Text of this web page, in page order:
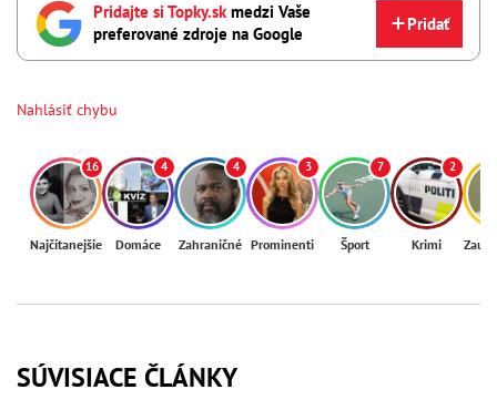
Pridajte si Topky.skmedzi Vaše
preferované zdroje na Google
Pridať
Nahlásiť chybu
16
Najčítanejšie
4
Domáce
4
Zahraničné
3
Prominenti
7
Šport
2
Krimi
SÚVISIACE ČLÁNKY